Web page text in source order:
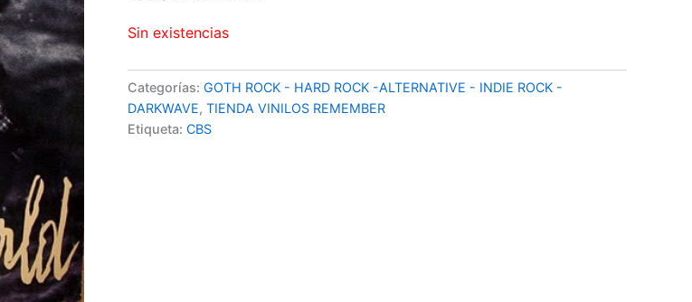
original
era:
14,90 €.12,90 €.
Sin existencias
Categorías: GOTH ROCK - HARD ROCK -ALTERNATIVE - INDIE ROCK -
DARKWAVE, TIENDA VINILOS REMEMBER
Etiqueta: CBS